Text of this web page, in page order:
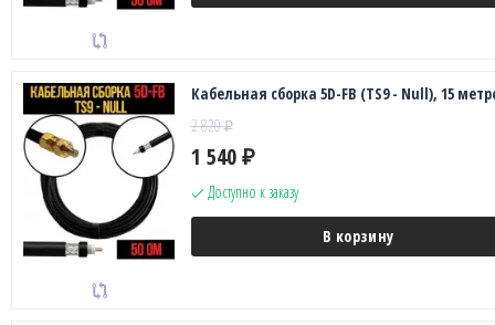
Кабельная сборка 5D-FB (TS9 - Null), 15
2 820₽
1 540 ₽
Доступно к заказу
В корзину